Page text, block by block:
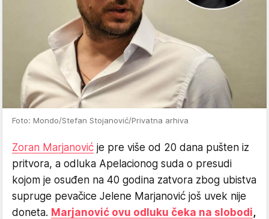
Foto: Mondo/Stefan Stojanović/Privatna arhiva
Zoran Marjanović je pre više od 20 dana pušten iz
pritvora, a odluka Apelacionog suda o presudi
kojom je osuđen na 40 godina zatvora zbog ubistva
supruge pevačice Jelene Marjanović još uvek nije
doneta. Marjanović ovu odluku čeka na slobodi,